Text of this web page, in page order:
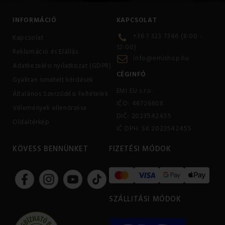
INFORMÁCIÓ
Kapcsolat
Reklamáció és Elállás
Adatkezelési nyilatkozat (GDPR)
Gyakran ismételt kérdések
Általános Szerződési Feltételek
Vélemények ellenőrzése
Oldaltérkép
KAPCSOLAT
+36 1 323 7346 (8:00 -
12:00)
info@emishop.hu
CÉGINFÓ
EMI EU s.r.o.
IČO: 46726608
DIČ: 2023542455
IČ DPH: SK 2023542455
KÖVESS BENNÜNKET FIZETÉSI MÓDOK
SZÁLLITÁSI MÓDOK